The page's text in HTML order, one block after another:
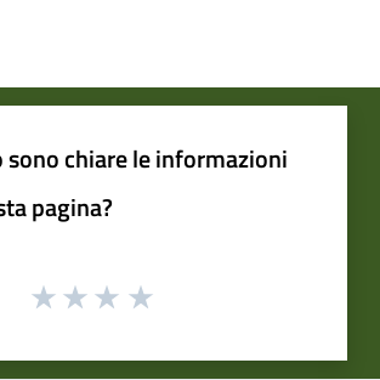
sono chiare le informazioni
pagina?